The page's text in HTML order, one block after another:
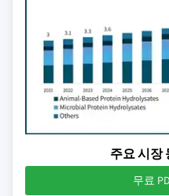
주요 시장
무료